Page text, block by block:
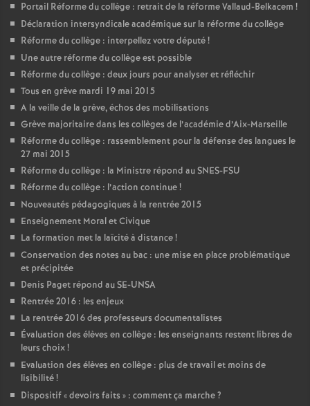
Portail Réforme du collège : retrait de la réforme Vallaud-Belkacem !
Déclaration intersyndicale académique sur la réforme du collège
Réforme du collège : interpellez votre député!
Une autre réforme du collège est possible
Réforme du collège : deux jours pour analyser et réfléchir
Tous en grève mardi 19 mai 2015
A la veille de la grève, échos des mobilisations
Grève majoritaire dans les collèges de l’académie d’Aix-Marseille
Réforme du collège : rassemblement pour la défense des langues le
27 mai 2015
Réforme du collège : la Ministre répond au SNES-FSU
Réforme du collège : l’action continue!
Nouveautés pédagogiques à la rentrée 2015
Enseignement Moral et Civique
La formation met la laïcité à distance!
Conservation des notes au bac : une mise en place problématique
et précipitée
Denis Paget répond au SE-UNSA
Rentrée 2016 : les enjeux
La rentrée 2016 des professeurs documentalistes
Évaluation des élèves en collège : les enseignants restent libres de
leurs choix!
Evaluation des élèves en collège : plus de travail et moins de
lisibilité!
Dispositif «devoirs faits » : comment ça marche?